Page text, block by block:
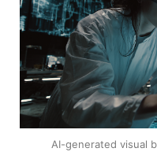
AI-generated visual